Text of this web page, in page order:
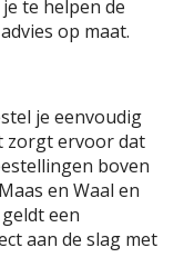
te helpen de
op maat.
je eenvoudig
zorgt ervoor dat
boven
en Waal en
een
aan de slag met